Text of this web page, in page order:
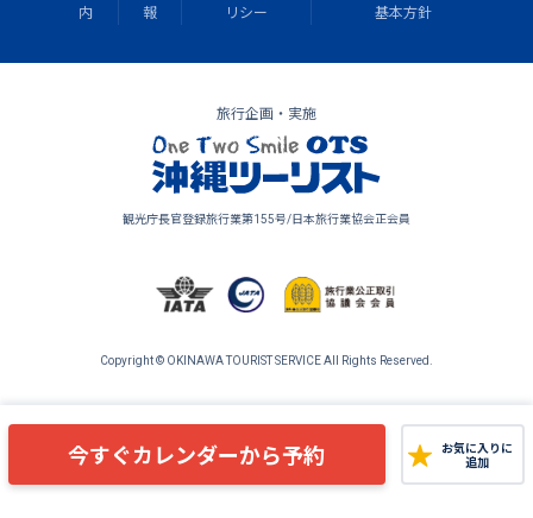
今すぐカレンダーから予約
お気に入りに
追加
内
報
リシー
基本方針
旅行企画・実施
観光庁長官登録旅行業第155号/日本旅行業協会正会員
Copyright © OKINAWA TOURIST SERVICE All Rights Reserved.